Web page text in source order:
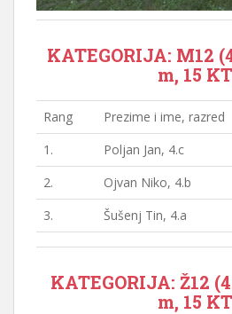
KATEGORIJA: M12
m, 15
Rang Prezime i ime, razred
1.
Poljan Jan, 4.c
2.
Ojvan Niko, 4.b
3.
Šušenj Tin, 4.a
KATEGORIJA: Ž12
m, 15